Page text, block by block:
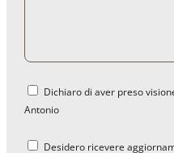
Dichiaro di aver preso
Antonio
Desidero ricevere